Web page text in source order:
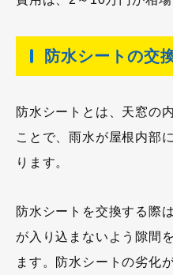
防水シートの交
防水シートとは、天窓の
ことで、雨水が屋根内部
ります。
防水シートを交換する際
が入り込まないよう隙間
ます。防水シートの劣化